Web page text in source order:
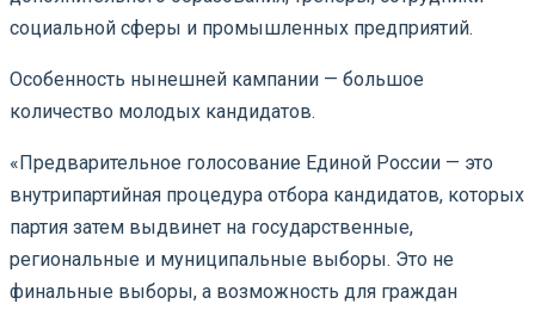
социальной сферы и промышленных предприятий.
Особенность нынешней кампании — большое
количество молодых кандидатов.
«Предварительное голосование Единой России — это
внутрипартийная процедура отбора кандидатов, которых
партия затем выдвинет на государственные,
региональные и муниципальные выборы. Это не
финальные выборы, а возможность для граждан